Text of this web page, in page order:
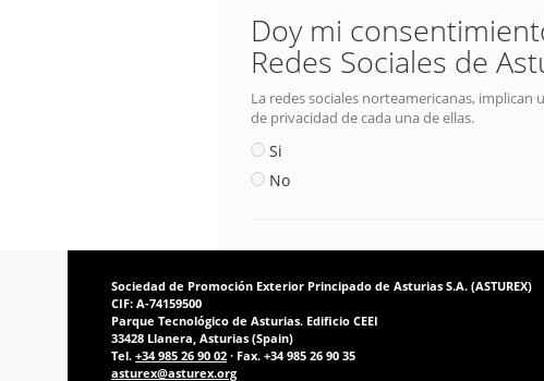
Doy mi
Redes Sociales de
La redes sociales norteamericanas,
de privacidad de cada una de ellas.
Si
No
Sociedad de Promoción Exterior Principado de Asturias S.A. (ASTUREX)
CIF: A-74159500
Parque Tecnológico de Asturias. Edificio CEEI
33428 Llanera, Asturias (Spain)
Tel. +34 985 26 90 02 · Fax. +34 985 26 90 35
asturex@asturex.org